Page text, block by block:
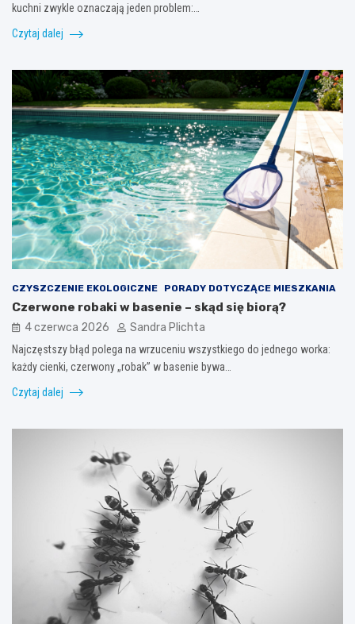
kuchni zwykle oznaczają jeden problem:…
Czytaj dalej
CZYSZCZENIE EKOLOGICZNE PORADY DOTYCZĄCE MIESZKANIA
Czerwone robaki w basenie – skąd się biorą?
4 czerwca 2026 Sandra Plichta
Najczęstszy błąd polega na wrzuceniu wszystkiego do jednego worka:
każdy cienki, czerwony „robak” w basenie bywa…
Czytaj dalej